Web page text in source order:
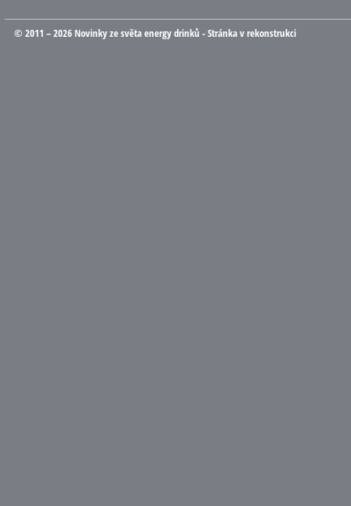
© 2011 – 2026 Novinky ze světa energy drinků - Stránka v rekonstrukci